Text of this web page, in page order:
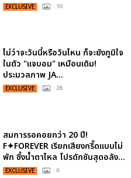
EXCLUSIVE : 10
ไม่ว่าจะวันนี้หรือวันไหน ก็จะยังภูมิใจ
ในตัว "แจบอม" เหมือนเดิม!
ประมวลภาพ JA...
EXCLUSIVE : 28
สมการรอคอยกว่า 20 ปี!
F✦FOREVER เรียกเสียงกรี๊ดแบบไม่
พัก ซึ้งน้ำตาไหล โปรดักชันสุดอลัง...
EXCLUSIVE : 6